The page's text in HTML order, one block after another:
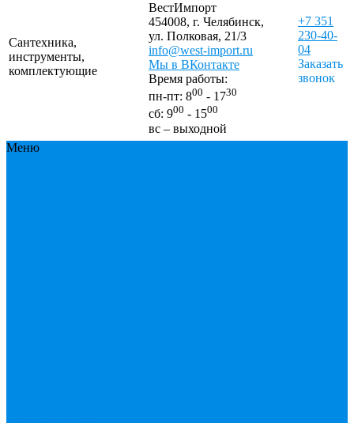
Сантехника,
инструменты,
комплектующие
ВестИмпорт
454008, г. Челябинск,
ул. Полковая, 21/3
info@west-import.ru
Мы в ВКонтакте
Время работы:
пн-пт: 800 - 1730
сб: 900 - 1500
вс – выходной
+7 351
230-40-
04
Заказать
звонок
Меню